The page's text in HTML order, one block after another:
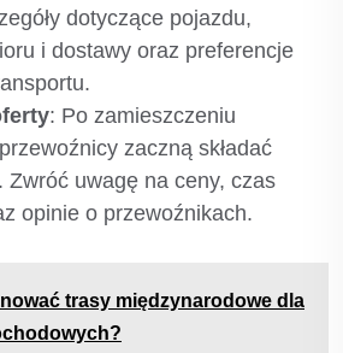
dotyczące pojazdu,
i dostawy oraz preferencje
: Po zamieszczeniu
zaczną składać
Zwróć uwagę na ceny, czas
opinie o przewoźnikach.
trasy międzynarodowe dla